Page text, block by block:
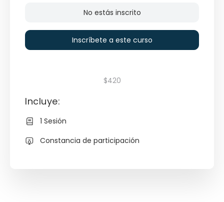
No estás inscrito
Inscríbete a este curso
$420
Incluye:
1 Sesión
Constancia de participación